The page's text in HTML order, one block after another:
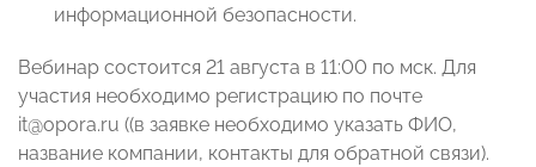
информационной безопасности.
Вебинар состоится 21 августа в 11:00 по мск. Для
участия необходимо регистрацию по почте
it@opora.ru ((в заявке необходимо указать ФИО,
название компании, контакты для обратной связи).